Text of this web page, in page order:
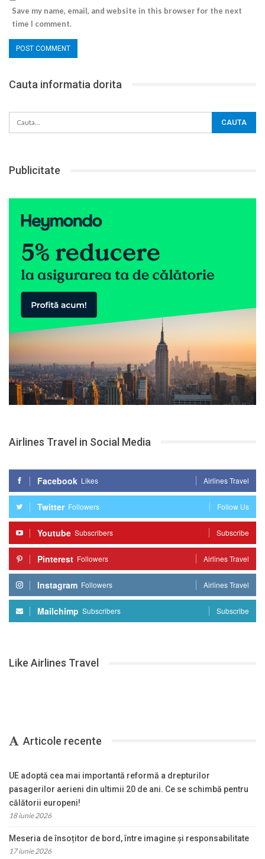
Save my name, email, and website in this browser for the next
time I comment.
Cauta informatia dorita
Publicitate
Airlines Travel in Social Media
Facebook Likes Airlines Travel
Twitter Followers Follow Us
Youtube Subscribers Subscribe
Pinterest Followers Airlines Travel
Instagram Followers Airlines Travel
Mailchimp Subscribers Subscribe
Like Airlines Travel
Articole recente
UE adoptă cea mai importantă reformă a drepturilor
pasagerilor aerieni din ultimii 20 de ani. Ce se schimbă pentru
călătorii europeni!
18 iunie 2026
Meseria de însoțitor de bord, între imagine și responsabilitate
17 iunie 2026